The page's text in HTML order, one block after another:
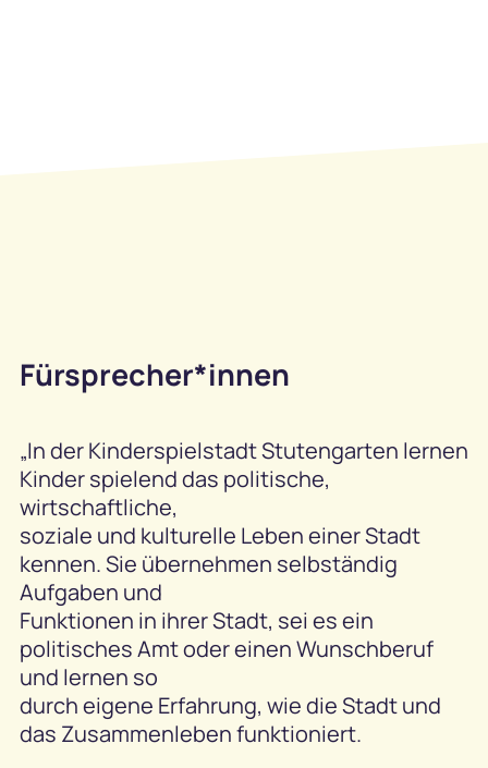
Fürsprecher*innen
„In der Kinderspielstadt Stutengarten lernen
Kinder spielend das politische,
wirtschaftliche,
soziale und kulturelle Leben einer Stadt
kennen. Sie übernehmen selbständig
Aufgaben und
Funktionen in ihrer Stadt, sei es ein
politisches Amt oder einen Wunschberuf
und lernen so
durch eigene Erfahrung, wie die Stadt und
das Zusammenleben funktioniert.